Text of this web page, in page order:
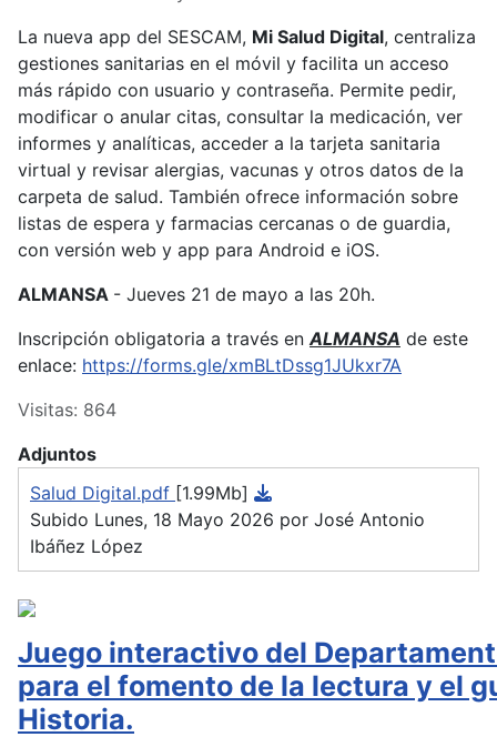
La nueva app del SESCAM, Mi Salud Digital, centraliza
gestiones sanitarias en el móvil y facilita un acceso
más rápido con usuario y contraseña. Permite pedir,
modificar o anular citas, consultar la medicación, ver
informes y analíticas, acceder a la tarjeta sanitaria
virtual y revisar alergias, vacunas y otros datos de la
carpeta de salud. También ofrece información sobre
listas de espera y farmacias cercanas o de guardia,
con versión web y app para Android e iOS.
ALMANSA - Jueves 21 de mayo a las 20h.
Inscripción obligatoria a través en ALMANSA de este
enlace: https://forms.gle/xmBLtDssg1JUkxr7A
Visitas: 864
Adjuntos
Salud Digital.pdf [1.99Mb]
Subido Lunes, 18 Mayo 2026 por José Antonio
Ibáñez López
Juego interactivo del
para el fomento de la lectura y el
Historia.